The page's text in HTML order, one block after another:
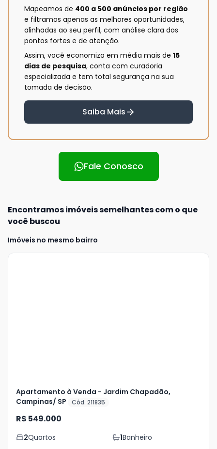
Mapeamos de 400 a 500 anúncios por região
e filtramos apenas as melhores oportunidades,
alinhadas ao seu perfil, com análise clara dos
pontos fortes e de atenção.
Assim, você economiza em média mais de 15
dias de pesquisa, conta com curadoria
especializada e tem total segurança na sua
tomada de decisão.
Saiba Mais
Fale Conosco
Encontramos imóveis semelhantes com o que
você buscou
Imóveis no mesmo bairro
Apartamento à Venda - Jardim Chapadão,
Campinas/ SP
Cód. 211835
R$ 549.000
2Quartos 1Banheiro